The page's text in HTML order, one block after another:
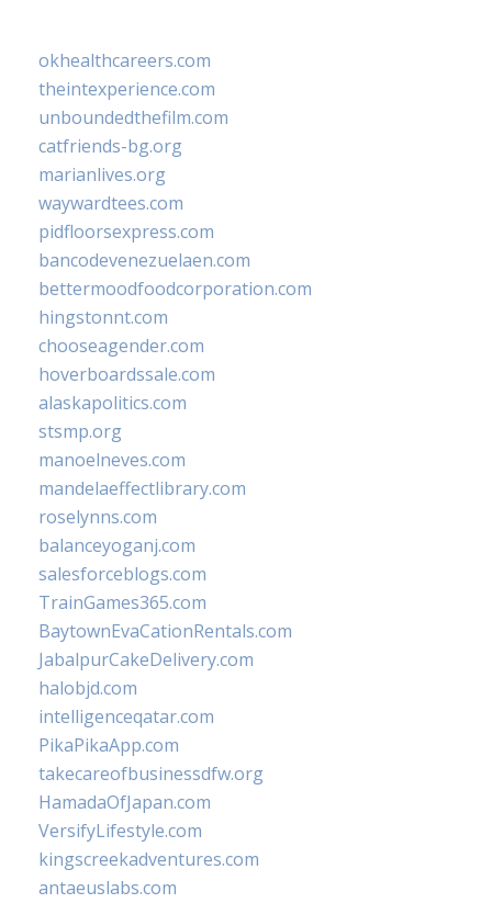
okhealthcareers.com
theintexperience.com
unboundedthefilm.com
catfriends-bg.org
marianlives.org
waywardtees.com
pidfloorsexpress.com
bancodevenezuelaen.com
bettermoodfoodcorporation.com
hingstonnt.com
chooseagender.com
hoverboardssale.com
alaskapolitics.com
stsmp.org
manoelneves.com
mandelaeffectlibrary.com
roselynns.com
balanceyoganj.com
salesforceblogs.com
TrainGames365.com
BaytownEvaCationRentals.com
JabalpurCakeDelivery.com
halobjd.com
intelligenceqatar.com
PikaPikaApp.com
takecareofbusinessdfw.org
HamadaOfJapan.com
VersifyLifestyle.com
kingscreekadventures.com
antaeuslabs.com